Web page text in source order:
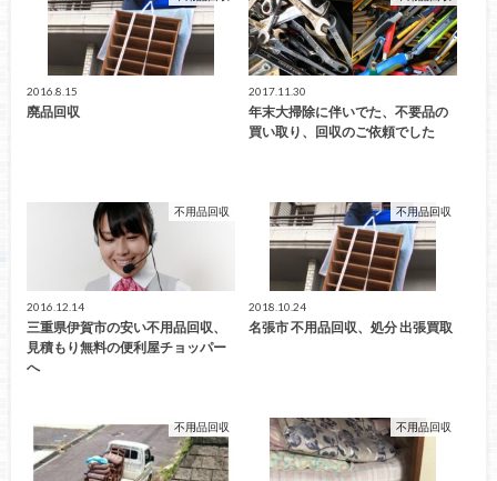
2016.8.15
廃品回収
2017.11.30
年末大掃除に伴いでた、不要品の
買い取り、回収のご依頼でした
不用品回収
2016.12.14
三重県伊賀市の安い不用品回収、
見積もり無料の便利屋チョッパー
へ
不用品回収
2018.10.24
名張市 不用品回収、処分 出張買取
不用品回収 不用品回収